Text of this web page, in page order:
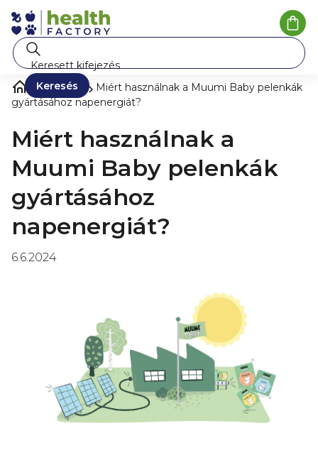
tartalomhoz
Keresés
Blog ❀
Miért használnak a Muumi Baby pelenkák
gyártásához napenergiát?
Miért használnak a
Muumi Baby pelenkák
gyártásához
napenergiát?
6.6.2024